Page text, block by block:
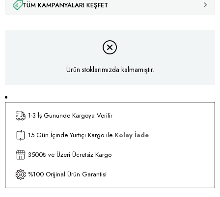
TÜM KAMPANYALARI KEŞFET
Ürün stoklarımızda kalmamıştır.
1-3 İş Gününde Kargoya Verilir
15 Gün İçinde Yurtiçi Kargo ile Kolay İade
3500₺ ve Üzeri Ücretsiz Kargo
%100 Orijinal Ürün Garantisi